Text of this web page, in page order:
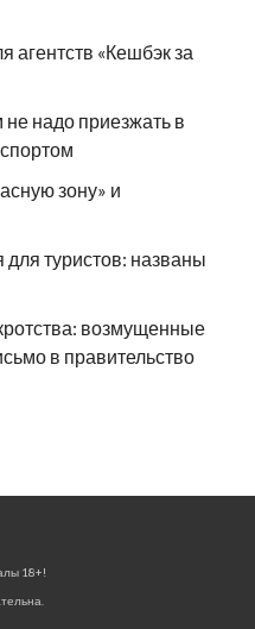
агентств «Кешбэк за
надо приезжать в
зону» и
туристов: названы
возмущенные
в правительство
18+!